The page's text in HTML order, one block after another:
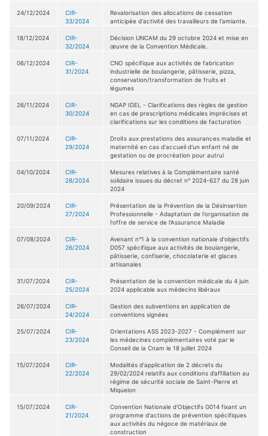
24/12/2024
CIR-
33/2024
Revalorisation des allocations de cessation
anticipée d'activité des travailleurs de l'amiante.
18/12/2024
CIR-
32/2024
Décision UNCAM du 29 octobre 2024 et mise en
œuvre de la Convention Médicale.
06/12/2024
CIR-
31/2024
CNO spécifique aux activités de fabrication
industrielle de boulangerie, pâtisserie, pizza,
conservation/transformation de fruits et
légumes
26/11/2024
CIR-
30/2024
NGAP IDEL - Clarifications des règles de gestion
en cas de prescriptions médicales imprécises et
clarifications sur les conditions de facturation
07/11/2024
CIR-
29/2024
Droits aux prestations des assurances maladie et
maternité en cas d'accueil d'un enfant né de
gestation ou de procréation pour autrui
04/10/2024
CIR-
28/2024
Mesures relatives à la Complémentaire santé
solidaire issues du décret n° 2024-627 du 28 juin
2024
20/09/2024
CIR-
27/2024
Présentation de la Prévention de la Désinsertion
Professionnelle - Adaptation de l'organisation de
l'offre de service de l'Assurance Maladie
07/08/2024
CIR-
26/2024
Avenant n°1 à la convention nationale d'objectifs
D057 spécifique aux activités de boulangerie,
pâtisserie, confiserie, chocolaterie et glaces
artisanales
31/07/2024
CIR-
25/2024
Présentation de la convention médicale du 4 juin
2024 applicable aux médecins libéraux
26/07/2024
CIR-
24/2024
Gestion des subventions en application de
conventions signées
25/07/2024
CIR-
23/2024
Orientations ASS 2023-2027 - Complément sur
les médecines complémentaires voté par le
Conseil de la Cnam le 18 juillet 2024
15/07/2024
CIR-
22/2024
Modalités d'application de 2 décrets du
29/02/2024 relatifs aux conditions d’affiliation au
régime de sécurité sociale de Saint-Pierre et
Miquelon
15/07/2024
CIR-
21/2024
Convention Nationale d'Objectifs G014 fixant un
programme d'actions de prévention spécifiques
aux activités du négoce de matériaux de
construction